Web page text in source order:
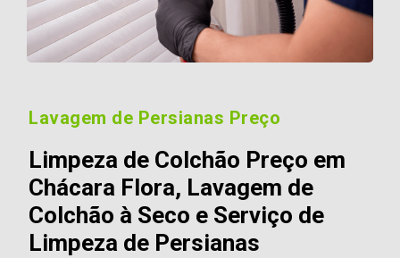
Lavagem de Persianas Preço
Limpeza de Colchão Preço em
Chácara Flora, Lavagem de
Colchão à Seco e Serviço de
Limpeza de Persianas